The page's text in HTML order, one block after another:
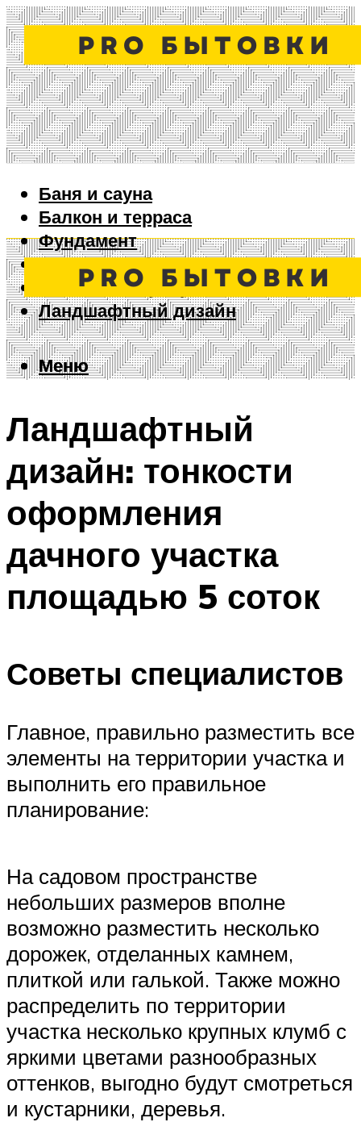
Баня и сауна
Балкон и терраса
Фундамент
Ворота и забор
Дизайн интерьера
Ландшафтный дизайн
Меню
Меню
Ландшафтный
дизайн: тонкости
оформления
дачного участка
площадью 5 соток
Советы специалистов
Главное, правильно разместить все
элементы на территории участка и
выполнить его правильное
планирование:
На садовом пространстве
небольших размеров вполне
возможно разместить несколько
дорожек, отделанных камнем,
плиткой или галькой. Также можно
распределить по территории
участка несколько крупных клумб с
яркими цветами разнообразных
оттенков, выгодно будут смотреться
и кустарники, деревья.